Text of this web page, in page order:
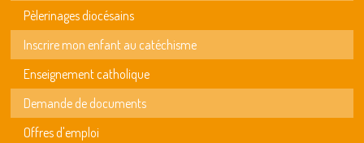
Pèlerinages diocésains
Inscrire mon enfant au catéchisme
Enseignement catholique
Demande de documents
Offres d'emploi